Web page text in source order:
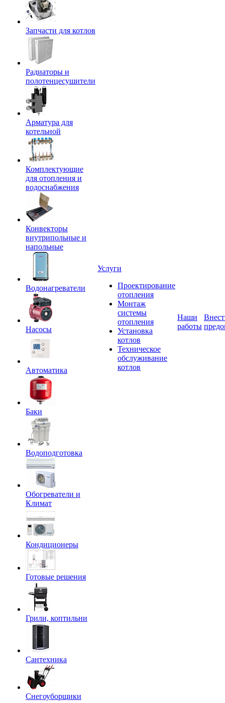
Запчасти для котлов
Радиаторы и
полотенцесушители
Арматура для
котельной
Комплектующие
для отопления и
водоснабжения
Конвекторы
внутрипольные и
напольные
Водонагреватели
Насосы
Автоматика
Баки
Водоподготовка
Обогреватели и
Климат
Кондиционеры
Готовые решения
Грили, коптильни
Сантехника
Снегоуборщики
Услуги
Проектирование
отопления
Монтаж
системы
отопления
Установка
котлов
Техническое
обслуживание
котлов
Наши
работы